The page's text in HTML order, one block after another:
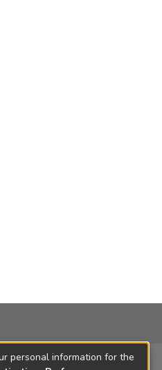
personal information for the